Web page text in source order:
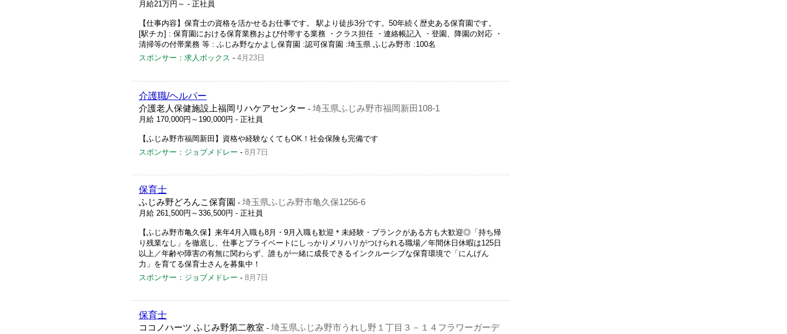
月給21万円～ - 正社員
【仕事内容】保育士の資格を活かせるお仕事です。 駅より徒歩3分です。50年続く歴史ある保育園です。
[駅チカ] : 保育園における保育業務および付帯する業務 ・クラス担任 ・連絡帳記入 ・登園、降園の対応 ・
清掃等の付帯業務 等 : ふじみ野なかよし保育園 :認可保育園 :埼玉県 ふじみ野市 :100名
スポンサー：求人ボックス - 4月23日
介護職/ヘルパー
介護老人保健施設上福岡リハケアセンター - 埼玉県ふじみ野市福岡新田108-1
月給 170,000円～190,000円 - 正社員
【ふじみ野市福岡新田】資格や経験なくてもOK！社会保険も完備です
スポンサー：ジョブメドレー - 8月7日
保育士
ふじみ野どろんこ保育園 - 埼玉県ふじみ野市亀久保1256-6
月給 261,500円～336,500円 - 正社員
【ふじみ野市亀久保】来年4月入職も8月・9月入職も歓迎＊未経験・ブランクがある方も大歓迎◎「持ち帰
り残業なし」を徹底し、仕事とプライベートにしっかりメリハリがつけられる職場／年間休日休暇は125日
以上／年齢や障害の有無に関わらず、誰もが一緒に成長できるインクルーシブな保育環境で「にんげん
力」を育てる保育士さんを募集中！
スポンサー：ジョブメドレー - 8月7日
保育士
ココノハーツ ふじみ野第二教室 - 埼玉県ふじみ野市うれし野１丁目３－１４フラワーガーデ